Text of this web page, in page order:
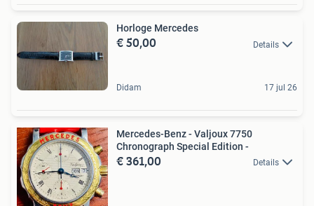
Horloge Mercedes
€ 50,00 Details
Didam 17 jul 26
Mercedes-Benz - Valjoux 7750
Chronograph Special Edition -
€ 361,00 Details